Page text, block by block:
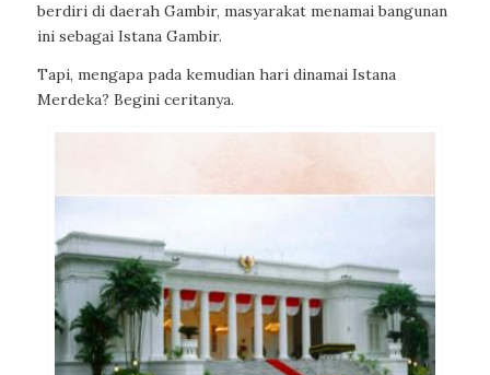
berdiri di daerah Gambir, masyarakat menamai bangunan
ini sebagai Istana Gambir.
Tapi, mengapa pada kemudian hari dinamai Istana
Merdeka? Begini ceritanya.